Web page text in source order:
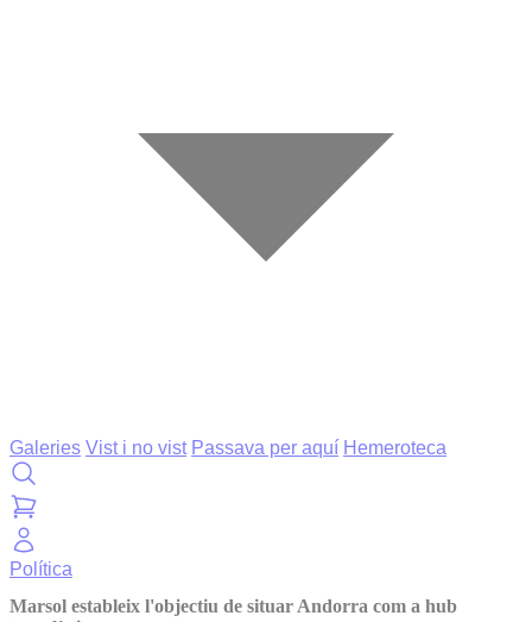
Galeries Vist i no vist Passava per aquí Hemeroteca
Política
Marsol estableix l'objectiu de situar Andorra com a hub